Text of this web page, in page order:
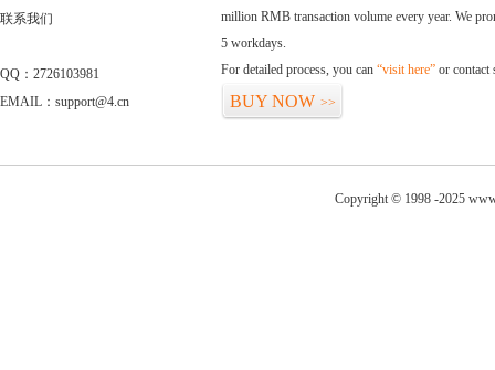
联系我们
QQ：2726103981
EMAIL：support@4.cn
million RMB transaction volume every year. We
5 workdays.
For detailed process, you can “visit here” or contact
BUY NOW >>
Copyright © 1998 -2025